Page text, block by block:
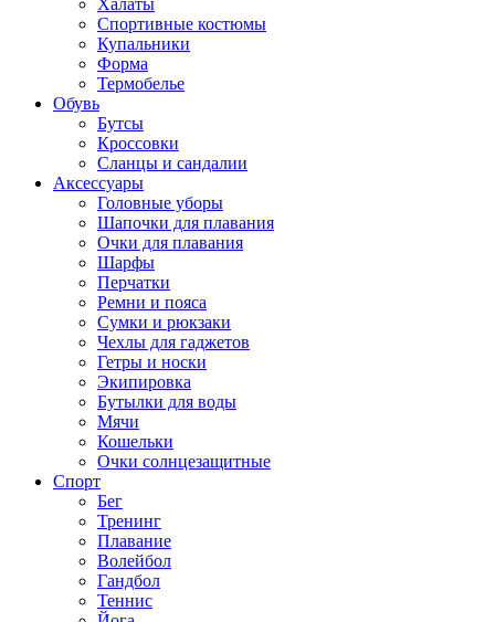
Спортивные костюмы
Купальники
Форма
Термобелье
Обувь
Бутсы
Кроссовки
Сланцы и сандалии
Аксессуары
Головные уборы
Шапочки для плавания
Очки для плавания
Шарфы
Перчатки
Ремни и пояса
Сумки и рюкзаки
Чехлы для гаджетов
Гетры и носки
Экипировка
Бутылки для воды
Мячи
Кошельки
Очки солнцезащитные
Спорт
Бег
Тренинг
Плавание
Волейбол
Гандбол
Теннис